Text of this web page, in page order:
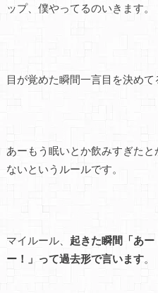
ップ、僕やってるのいきます。
目が覚めた瞬間一言目を決めて
あーもう眠いとか飲みすぎた
ないというルールです。
マイルール、 起きた瞬間「あ
ー！」って過去形で言います。